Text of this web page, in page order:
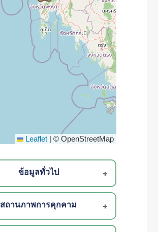
Leaflet | © OpenStreetMap
ข้อมูลทั่วไป
สถานภาพการคุกคาม